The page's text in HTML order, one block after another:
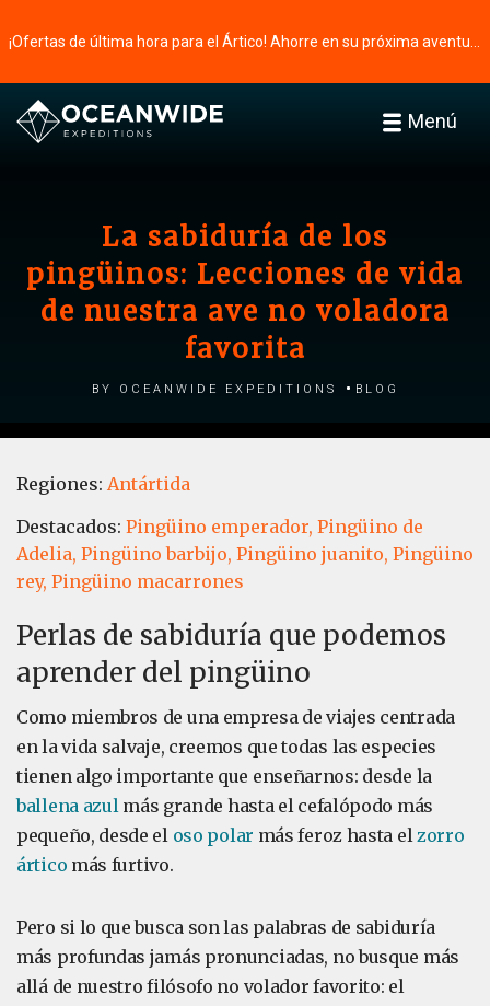
Menú
La sabiduría de los
pingüinos: Lecciones de vida
de nuestra ave no voladora
favorita
by Oceanwide Expeditions Blog
Regiones: Antártida
Destacados: Pingüino emperador, Pingüino de
Adelia, Pingüino barbijo, Pingüino juanito, Pingüino
rey, Pingüino macarrones
Perlas de sabiduría que podemos
aprender del pingüino
Como miembros de una empresa de viajes centrada
en la vida salvaje, creemos que todas las especies
tienen algo importante que enseñarnos: desde la
ballena azulmás grande hasta el cefalópodo más
pequeño, desde el oso polar más feroz hasta elzorro
ártico más furtivo.
Pero si lo que busca son las palabras de sabiduría
más profundas jamás pronunciadas, no busque más
allá de nuestro filósofo no volador favorito: el